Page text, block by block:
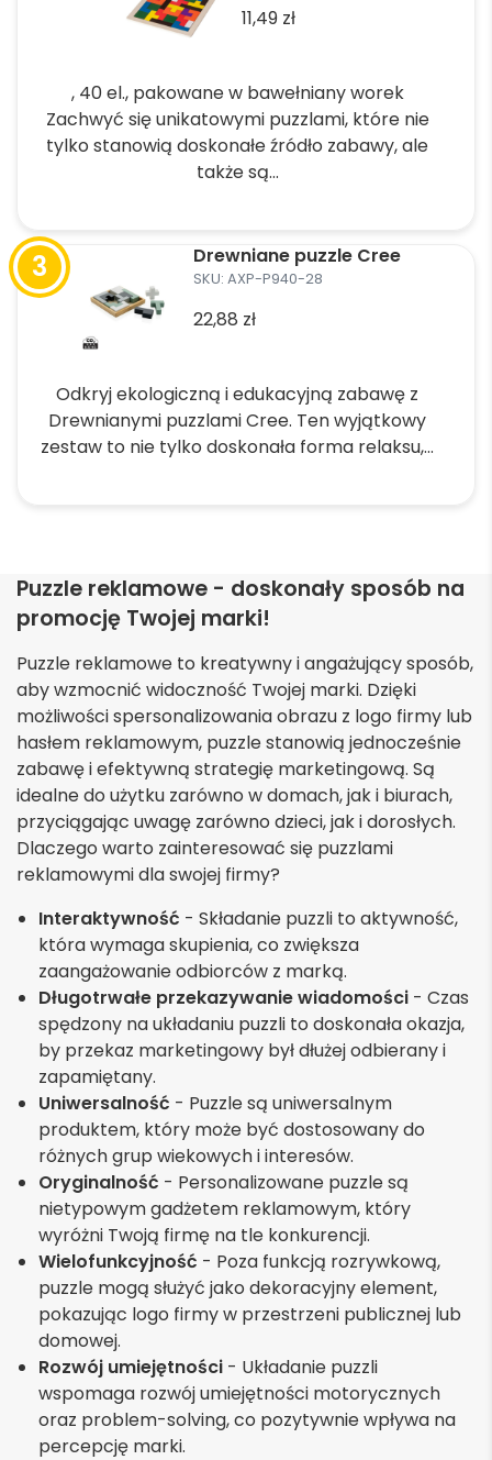
wariantów.
wybrać
na
stronie
produktu
11,49 zł
, 40 el., pakowane w bawełniany worek
Zachwyć się unikatowymi puzzlami, które nie
tylko stanowią doskonałe źródło zabawy, ale
także są...
produkt
ma
wariantów.
wybrać
na
stronie
Drewniane puzzle Cree
SKU: AXP-P940-28
22,88 zł
Odkryj ekologiczną i edukacyjną zabawę z
Drewnianymi puzzlami Cree. Ten wyjątkowy
zestaw to nie tylko doskonała forma relaksu,...
wariantów.
Opcje
wybrać
na
stronie
produktu
Puzzle reklamowe - doskonały sposób na
promocję Twojej marki!
Puzzle reklamowe to kreatywny i angażujący sposób,
aby wzmocnić widoczność Twojej marki. Dzięki
możliwości spersonalizowania obrazu z logo firmy lub
hasłem reklamowym, puzzle stanowią jednocześnie
zabawę i efektywną strategię marketingową. Są
idealne do użytku zarówno w domach, jak i biurach,
przyciągając uwagę zarówno dzieci, jak i dorosłych.
Dlaczego warto zainteresować się puzzlami
reklamowymi dla swojej firmy?
Interaktywność - Składanie puzzli to aktywność,
która wymaga skupienia, co zwiększa
zaangażowanie odbiorców z marką.
Długotrwałe przekazywanie wiadomości - Czas
spędzony na układaniu puzzli to doskonała okazja,
by przekaz marketingowy był dłużej odbierany i
zapamiętany.
Uniwersalność - Puzzle są uniwersalnym
produktem, który może być dostosowany do
różnych grup wiekowych i interesów.
Oryginalność - Personalizowane puzzle są
nietypowym gadżetem reklamowym, który
wyróżni Twoją firmę na tle konkurencji.
Wielofunkcyjność - Poza funkcją rozrywkową,
puzzle mogą służyć jako dekoracyjny element,
pokazując logo firmy w przestrzeni publicznej lub
domowej.
Rozwój umiejętności - Układanie puzzli
wspomaga rozwój umiejętności motorycznych
oraz problem-solving, co pozytywnie wpływa na
percepcję marki.